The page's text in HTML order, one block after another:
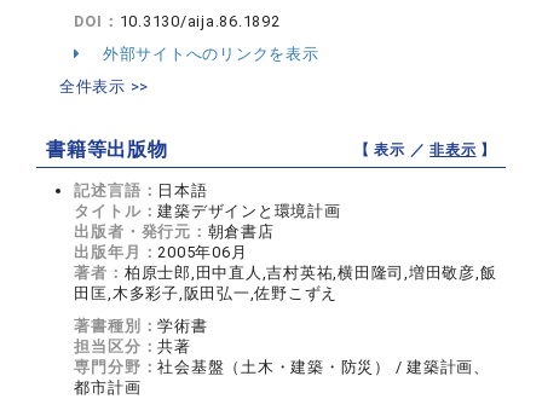
DOI： 10.3130/aija.86.1892
外部サイトへのリンクを表示
全件表示 >>
書籍等出版物 【 表示 ／非表示 】
記述言語： 日本語
タイトル：建築デザインと環境計画
出版者・発行元： 朝倉書店
出版年月：2005年06月
著者： 柏原士郎,田中直人,吉村英祐,横田隆司,増田敬彦,飯
田匡,木多彩子,阪田弘一,佐野こずえ
著書種別：学術書
担当区分：共著
専門分野：社会基盤（土木・建築・防災） / 建築計画、
都市計画